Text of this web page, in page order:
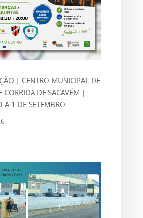
| CENTRO MUNICIPAL DE
CORRIDA DE SACAVÉM |
A 1 DE SETEMBRO